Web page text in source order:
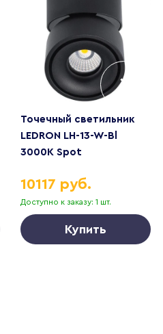
Точечный светильник
LEDRON LH-13-W-Bl
3000K Spot
Доступно к заказу: 1 шт.
10117 руб.
Купить